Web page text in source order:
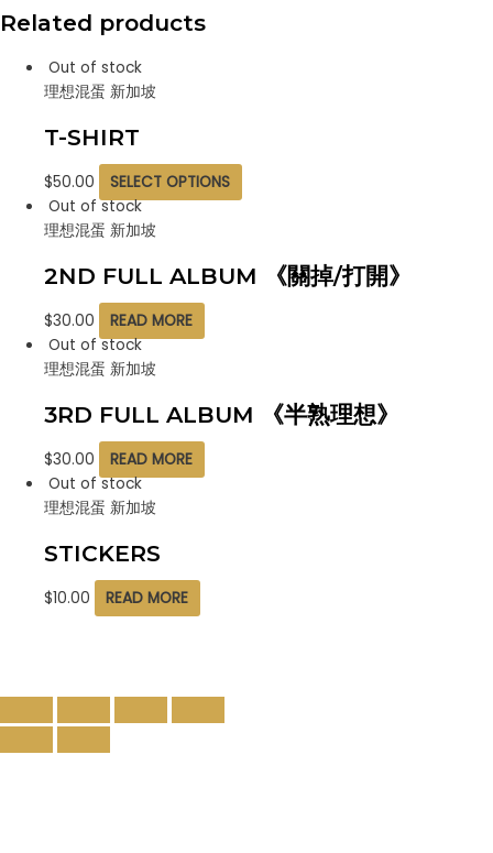
Related products
Out of stock
理想混蛋 新加坡
T-SHIRT
$50.00
SELECT OPTIONS
Out of stock
理想混蛋 新加坡
2ND FULL ALBUM 《關掉/打開》
$30.00
READ MORE
Out of stock
理想混蛋 新加坡
3RD FULL ALBUM 《半熟理想》
$30.00
READ MORE
Out of stock
理想混蛋 新加坡
STICKERS
$10.00 READ MORE